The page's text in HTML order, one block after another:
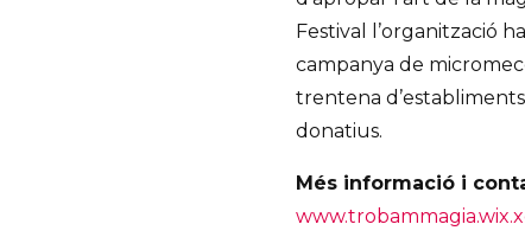
Festival l’organització
campanya de
trentena
donatius.
Més informació i